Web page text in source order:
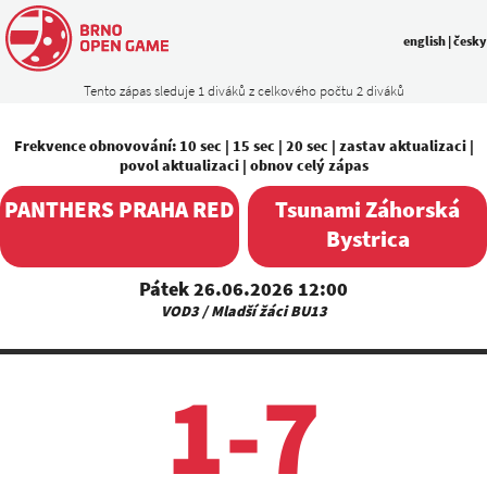
Tento zápas sleduje 1 diváků z celkového počtu 2 diváků
english |česky
Frekvence obnovování: 10 sec | 15 sec | 20 sec | zastav aktualizaci|
povol aktualizaci| obnov celý zápas
PANTHERS PRAHA RED
Pátek 26.06.2026 12:00
VOD3 / Mladší žáci BU13
Tsunami Záhorská
Bystrica
1-7